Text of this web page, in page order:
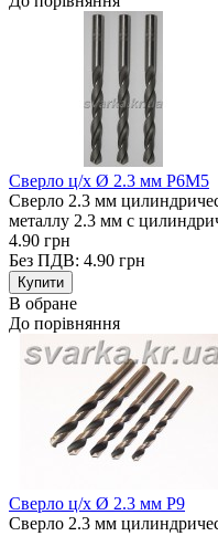
Сверло ц/х Ø 2.3 мм Р6М5
Сверло 2.3 мм
металлу 2.3 мм с
4.90 грн
Без ПДВ: 4.90 грн
В обране
До порівняння
Сверло ц/х Ø 2.3 мм Р9
Сверло 2.3 мм